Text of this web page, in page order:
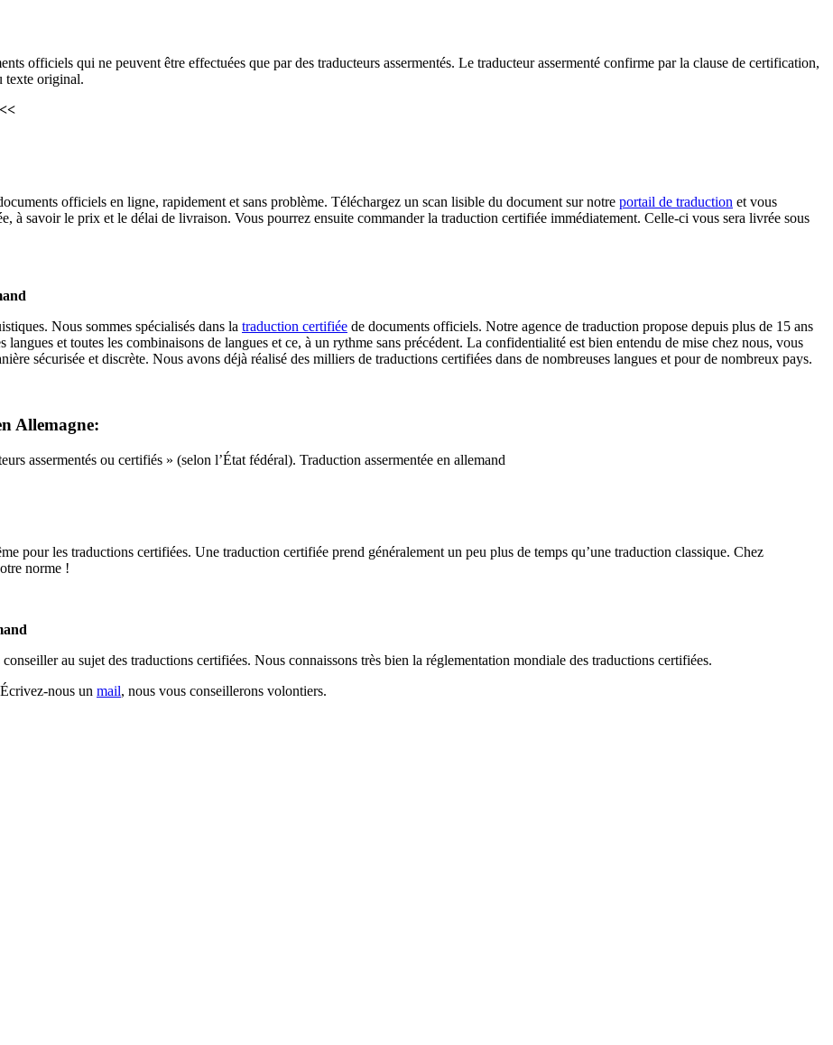
officiels qui ne peuvent être effectuées que par des traducteurs assermentés. Le traducteur assermenté confirme par la clause de certification,
texte original.
<<
officiels en ligne, rapidement et sans problème. Téléchargez un scan lisible du document sur notre portail de traduction et vous
à savoir le prix et le délai de livraison. Vous pourrez ensuite commander la traduction certifiée immédiatement. Celle-ci vous sera livrée sous
Nous sommes spécialisés dans la traduction certifiée de documents officiels. Notre agence de traduction propose depuis plus de 15 ans
langues et toutes les combinaisons de langues et ce, à un rythme sans précédent. La confidentialité est bien entendu de mise chez nous, vous
sécurisée et discrète. Nous avons déjà réalisé des milliers de traductions certifiées dans de nombreuses langues et pour de nombreux pays.
Allemagne:
assermentés ou certifiés » (selon l’État fédéral). Traduction assermentée en allemand
pour les traductions certifiées. Une traduction certifiée prend généralement un peu plus de temps qu’une traduction classique. Chez
norme !
au sujet des traductions certifiées. Nous connaissons très bien la réglementation mondiale des traductions certifiées.
nous un mail, nous vous conseillerons volontiers.